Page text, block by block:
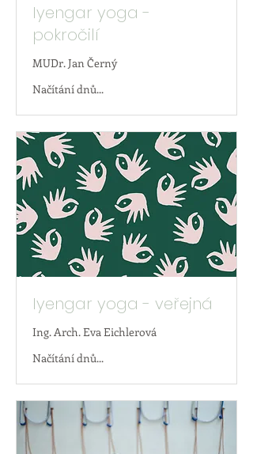
Iyengar yoga -
pokročilí
MUDr. Jan Černý
Načítání dnů...
Iyengar yoga - veřejná
Ing. Arch. Eva Eichlerová
Načítání dnů...